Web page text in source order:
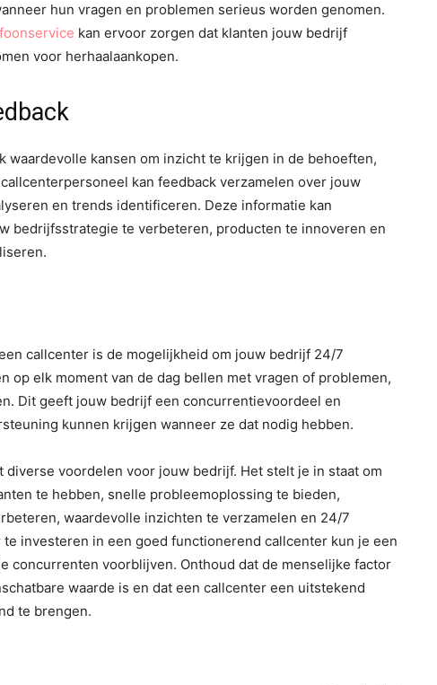
hun vragen en problemen serieus worden genomen.
kan ervoor zorgen dat klanten jouw bedrijf
voor herhaalaankopen.
waardevolle kansen om inzicht te krijgen in de behoeften,
kan feedback verzamelen over jouw
en trends identificeren. Deze informatie kan
bedrijfsstrategie te verbeteren, producten te innoveren en
callcenter is de mogelijkheid om jouw bedrijf 24/7
op elk moment van de dag bellen met vragen of problemen,
Dit geeft jouw bedrijf een concurrentievoordeel en
kunnen krijgen wanneer ze dat nodig hebben.
voordelen voor jouw bedrijf. Het stelt je in staat om
te hebben, snelle probleemoplossing te bieden,
waardevolle inzichten te verzamelen en 24/7
investeren in een goed functionerend callcenter kun je een
concurrenten voorblijven. Onthoud dat de menselijke factor
waarde is en dat een callcenter een uitstekend
te brengen.